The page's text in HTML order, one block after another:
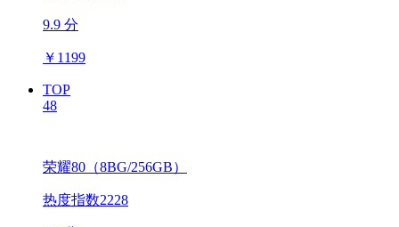
9.9 分
￥ 1199
TOP
48
荣耀80（8BG/256GB）
热度指数2228